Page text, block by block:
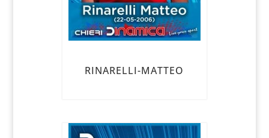
RINARELLI-MATTEO